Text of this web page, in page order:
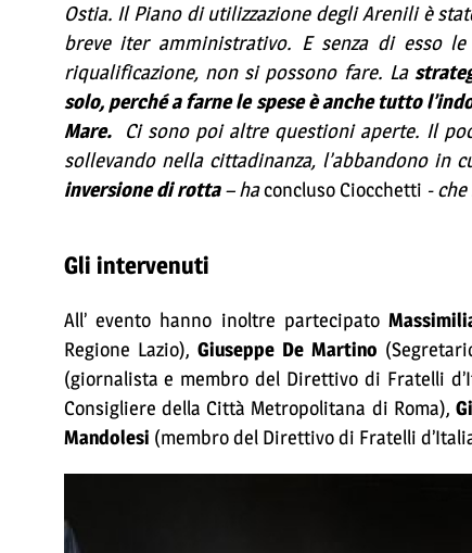
Ostia. Il Piano di utilizzazione degli Arenili è
breve iter amministrativo. E senza di esso
riqualificazione, non si possono fare. La
solo, perché a farne le spese è anche tutto
Mare.
Ci sono poi altre questioni aperte. Il
sollevando nella cittadinanza, l’abbandono in
inversione di rotta– haconcluso Ciocchetti -
Gli intervenuti
All’ evento hanno inoltre partecipato
Regione Lazio), Giuseppe De Martino
(giornalista e membro del Direttivo di Fratelli
Consigliere della Città Metropolitana di Roma),
Mandolesi (membro del Direttivo di Fratelli